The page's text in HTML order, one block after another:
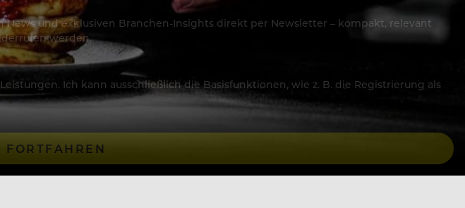
News und exklusiven Branchen-Insights direkt per Newsletter – kompakt, relevant
werden.
Ich kann ausschließlich die Basisfunktionen, wie z. B. die Registrierung als